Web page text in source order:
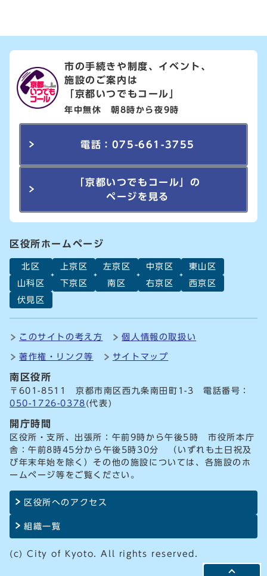
市の手続きや制度、イベント、
施設のご案内は
「京都いつでもコール」
年中無休 朝8時から夜9時
電話：075-661-3755
「京都いつでもコール」の
ページを見る
区役所ホームページ
北区 上京区 左京区 中京区
東山区
山科区
下京区 南区 右京区
西京区
伏見区
このサイトの考え方 個人情報の取扱い
著作権・リンク等 サイトマップ
南区役所
〒601-8511 京都市南区西九条南田町1-3 電話番号：
050-1726-0378 (代表)
開庁時間
区役所・支所、出張所：午前9時から午後5時 市役所本庁
舎：午前8時45分から午後5時30分 （いずれも土日祝及
び年末年始を除く）その他の施設については、各施設のホ
ームページ等をご覧ください。
区役所へのアクセス
組織一覧
(c) City of Kyoto. All rights reserved.